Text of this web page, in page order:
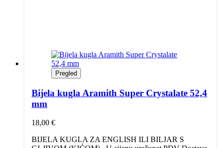
Pregled
Bijela kugla Aramith Super Crystalate 52,4
mm
18,00 €
BIJELA KUGLA ZA ENGLISH ILI BILJAR S